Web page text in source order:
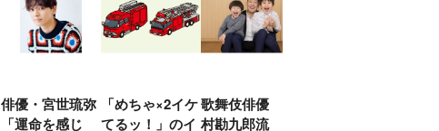
俳優・宮世琉弥
「運命を感じ
「めちゃ×2イケ
てるッ！」のイ
歌舞伎俳優 中
村勘九郎流